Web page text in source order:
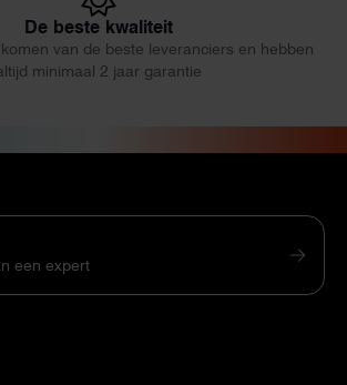
De beste kwaliteit
van de beste leveranciers en hebben
minimaal 2 jaar garantie
een expert